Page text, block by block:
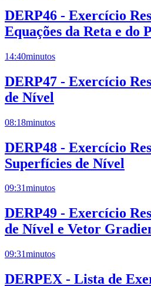
DERP46 - Exercício
Equações da Reta e do
14:40minutos
DERP47 - Exercício
de Nível
08:18minutos
DERP48 - Exercício
Superfícies de Nível
09:31minutos
DERP49 - Exercício
de Nível e Vetor
09:31minutos
DERPEX - Lista de